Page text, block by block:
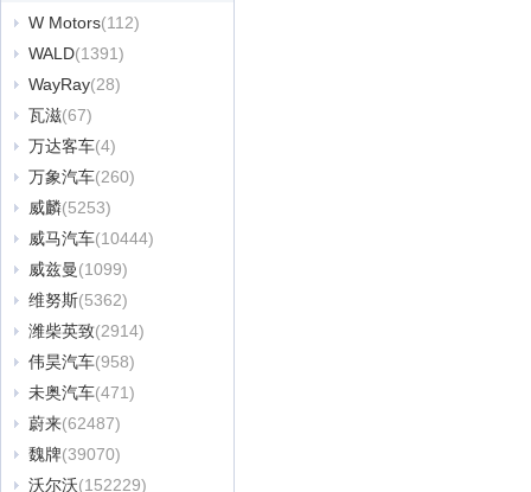
W Motors(112)
WALD(1391)
WayRay(28)
瓦滋(67)
万达客车(4)
万象汽车(260)
威麟(5253)
威马汽车(10444)
威兹曼(1099)
维努斯(5362)
潍柴英致(2914)
伟昊汽车(958)
未奥汽车(471)
蔚来(62487)
魏牌(39070)
沃尔沃(152229)